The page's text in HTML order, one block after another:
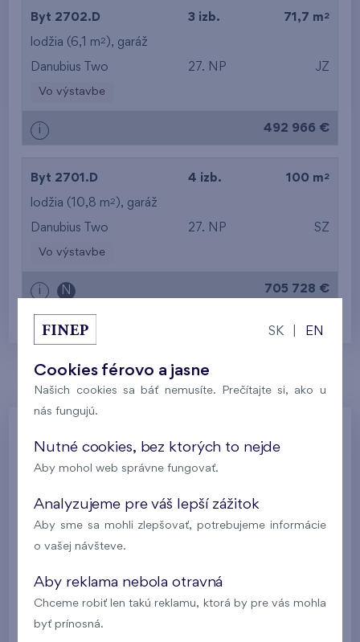
od najvyššieho
podlažia
Byt 2702.D 3 izb. 71,7 m 2
lodžia (6,1 m2 ), garáž
Danubius Two 27. NP JZ
Vo výstavbe
i 492 966 €
Byt 2701.D 4 izb. 100 m 2
lodžia (10,8 m2 ), garáž
Danubius Two 27. NP SZ
Vo výstavbe
i N 705 728 €
SK EN
Cookies férovo a jasne
Našich cookies sa báť nemusíte. Prečítajte si, ako u
nás fungujú.
Nutné cookies, bez ktorých to nejde
Aby mohol web správne fungovať.
Analyzujeme pre váš lepší zážitok
Aby sme sa mohli zlepšovať, potrebujeme informácie
o vašej návšteve.
Aby reklama nebola otravná
Chceme robiť len takú reklamu, ktorá by pre vás mohla
byť prínosná.